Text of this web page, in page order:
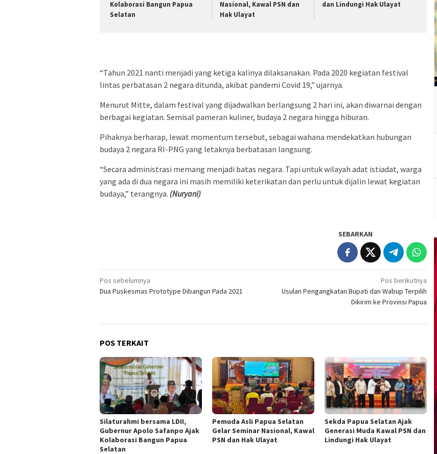
Kolaborasi Bangun Papua
Selatan
Nasional, Kawal PSN dan
Hak Ulayat
dan Lindungi Hak Ulayat
“Tahun 2021 nanti menjadi yang ketiga kalinya dilaksanakan. Pada 2020 kegiatan festival
lintas perbatasan 2 negara ditunda, akibat pandemi Covid 19,” ujarnya.
Menurut Mitte, dalam festival yang dijadwalkan berlangsung 2 hari ini, akan diwarnai dengan
berbagai kegiatan. Semisal pameran kuliner, budaya 2 negara hingga hiburan.
Pihaknya berharap, lewat momentum tersebut, sebagai wahana mendekatkan hubungan
budaya 2 negara RI-PNG yang letaknya berbatasan langsung.
“Secara administrasi memang menjadi batas negara. Tapi untuk wilayah adat istiadat, warga
yang ada di dua negara ini masih memiliki keterikatan dan perlu untuk dijalin lewat kegiatan
budaya,” terangnya. (Nuryani)
SEBARKAN
Navigasi
pos
Pos sebelumnya
Dua Puskesmas Prototype Dibangun Pada 2021
Pos berikutnya
Usulan Pengangkatan Bupati dan Wabup Terpilih
Dikirim ke Provinsi Papua
POS TERKAIT
Silaturahmi bersama LDII,
Gubernur Apolo Safanpo Ajak
Kolaborasi Bangun Papua
Selatan
Pemuda Asli Papua Selatan
Gelar Seminar Nasional, Kawal
PSN dan Hak Ulayat
Sekda Papua Selatan Ajak
Generasi Muda Kawal PSN dan
Lindungi Hak Ulayat